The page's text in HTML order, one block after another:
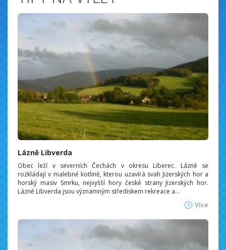
Lázně Libverda
Obec leží v severních Čechách v okresu Liberec. Lázně se
rozkládají v malebné kotlině, kterou uzavírá svah Jizerských hor a
horský masiv Smrku, nejvyšší hory české strany Jizerských hor.
Lázně Libverda jsou významným střediskem rekreace a...
Více